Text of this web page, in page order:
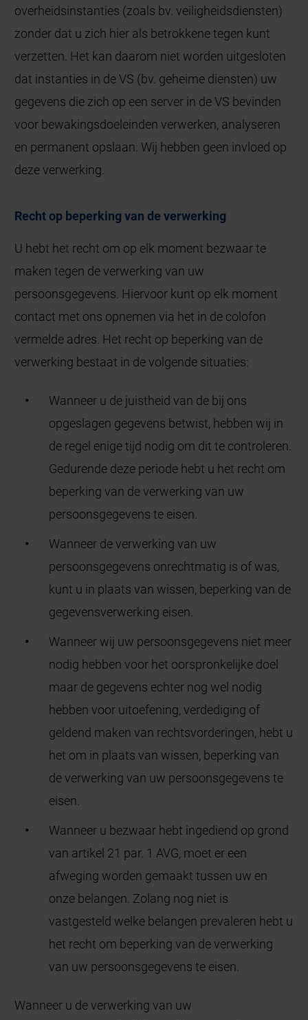
overheidsinstanties (zoals bv. veiligheidsdiensten)
zonder dat u zich hier als betrokkene tegen kunt
verzetten. Het kan daarom niet worden uitgesloten
dat instanties in de VS (bv. geheime diensten) uw
gegevens die zich op een server in de VS bevinden
voor bewakingsdoeleinden verwerken, analyseren
en permanent opslaan. Wij hebben geen invloed op
deze verwerking.
Recht op beperking van de verwerking
U hebt het recht om op elk moment bezwaar te
maken tegen de verwerking van uw
persoonsgegevens. Hiervoor kunt op elk moment
contact met ons opnemen via het in de colofon
vermelde adres. Het recht op beperking van de
verwerking bestaat in de volgende situaties:
Wanneer u de juistheid van de bij ons
opgeslagen gegevens betwist, hebben wij in
de regel enige tijd nodig om dit te controleren.
Gedurende deze periode hebt u het recht om
beperking van de verwerking van uw
persoonsgegevens te eisen.
Wanneer de verwerking van uw
persoonsgegevens onrechtmatig is of was,
kunt u in plaats van wissen, beperking van de
gegevensverwerking eisen.
Wanneer wij uw persoonsgegevens niet meer
nodig hebben voor het oorspronkelijke doel
maar de gegevens echter nog wel nodig
hebben voor uitoefening, verdediging of
geldend maken van rechtsvorderingen, hebt u
het om in plaats van wissen, beperking van
de verwerking van uw persoonsgegevens te
eisen.
Wanneer u bezwaar hebt ingediend op grond
van artikel 21 par. 1 AVG, moet er een
afweging worden gemaakt tussen uw en
onze belangen. Zolang nog niet is
vastgesteld welke belangen prevaleren hebt u
het recht om beperking van de verwerking
van uw persoonsgegevens te eisen.
Wanneer u de verwerking van uw